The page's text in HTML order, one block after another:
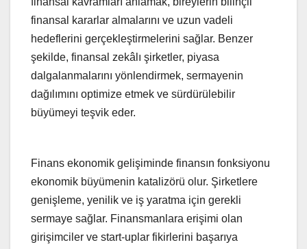
finansal kararlar almalarını ve uzun vadeli
hedeflerini gerçekleştirmelerini sağlar. Benzer
şekilde, finansal zekâlı şirketler, piyasa
dalgalanmalarını yönlendirmek, sermayenin
dağılımını optimize etmek ve sürdürülebilir
büyümeyi teşvik eder.
Finans ekonomik gelişiminde finansın fonksiyonu
ekonomik büyümenin katalizörü olur. Şirketlere
genişleme, yenilik ve iş yaratma için gerekli
sermaye sağlar. Finansmanlara erişimi olan
girişimciler ve start-uplar fikirlerini başarıya